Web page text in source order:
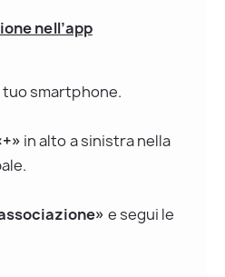
nell’app
tuo smartphone.
in alto a sinistra nella
e segui le